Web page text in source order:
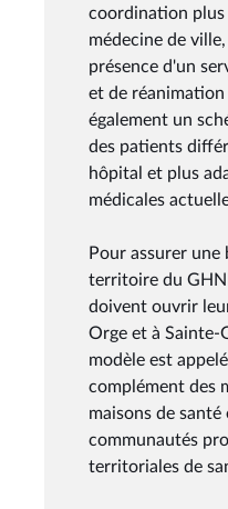
coordination plus
médecine de
présence d'un
et de
également un
des patients
hôpital et plus
médicales
Pour assurer
territoire du
doivent ouvrir
Orge et à Sainte-
modèle est
complément des
maisons de
communautés
territoriales de